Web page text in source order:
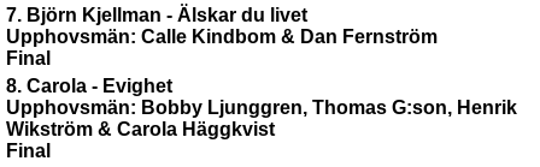
7. Björn Kjellman - Älskar du livet
Upphovsmän: Calle Kindbom & Dan Fernström
Final
8. Carola - Evighet
Upphovsmän: Bobby Ljunggren, Thomas G:son, Henrik
Wikström & Carola Häggkvist
Final